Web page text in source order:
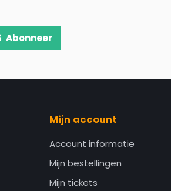
Abonneer
Mijn account
Account informatie
Mijn bestellingen
Mijn tickets